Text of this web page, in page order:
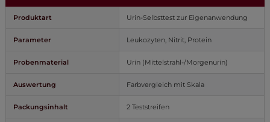
Produktart Urin-Selbsttest zur Eigenanwendung
Parameter Leukozyten, Nitrit, Protein
Probenmaterial Urin (Mittelstrahl-/Morgenurin)
Auswertung Farbvergleich mit Skala
Packungsinhalt 2 Teststreifen